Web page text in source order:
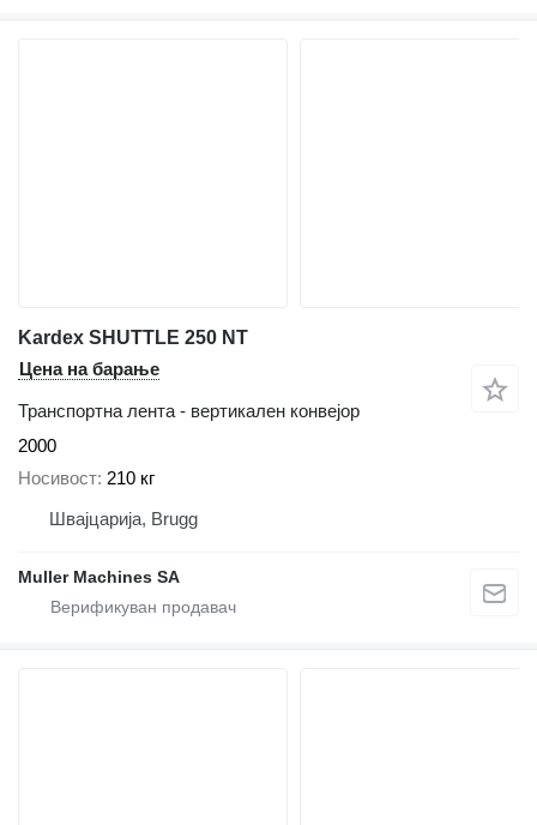
Kardex SHUTTLE 250 NT
Цена на барање
Транспортна лента - вертикален конвејор
2000
Носивост 210 кг
Швајцарија, Brugg
Muller Machines SA